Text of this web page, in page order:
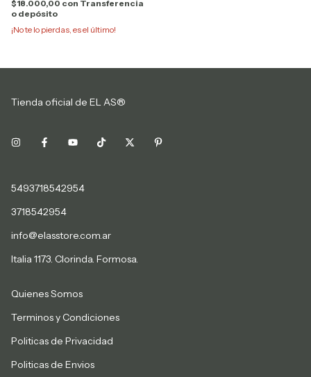
$18.000,00 con Transferencia
o depósito
¡No te lo pierdas, es el último!
Tienda oficial de EL AS®
5493718542954
3718542954
info@elasstore.com.ar
Italia 1173. Clorinda. Formosa.
Quienes Somos
Terminos y Condiciones
Politicas de Privacidad
Politicas de Envios